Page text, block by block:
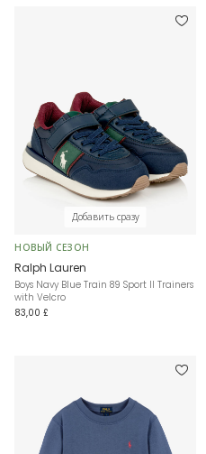
Добавить сразу
НОВЫЙ СЕЗОН
Ralph Lauren
Boys Navy Blue Train 89 Sport II Trainers
with Velcro
83,00 £